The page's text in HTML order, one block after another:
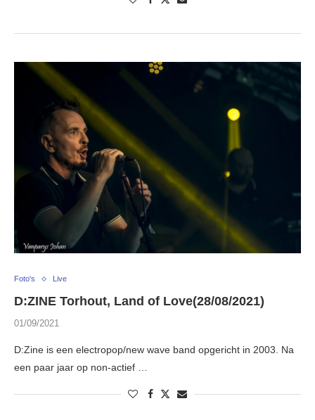
Foto's Live
D:ZINE Torhout, Land of Love(28/08/2021)
01/09/2021
D:Zine is een electropop/new wave band opgericht in 2003. Na
een paar jaar op non-actief …